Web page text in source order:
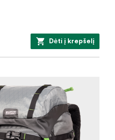
Dėti į krepšelį